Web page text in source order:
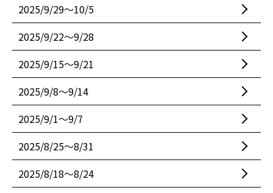
2025/9/29〜10/5
2025/9/22〜9/28
2025/9/15〜9/21
2025/9/8〜9/14
2025/9/1〜9/7
2025/8/25〜8/31
2025/8/18〜8/24